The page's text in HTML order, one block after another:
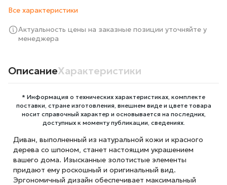
Все характеристики
Актуальность цены на заказные позиции уточняйте у
менеджера
ОписаниеХарактеристики
* Информация о технических характеристиках, комплекте
поставки, стране изготовления, внешнем виде и цвете товара
носит справочный характер и основывается на последних,
доступных к моменту публикации, сведениях.
Диван, выполненный из натуральной кожи и красного
дерева со шпоном, станет настоящим украшением
вашего дома. Изысканные золотистые элементы
придают ему роскошный и оригинальный вид.
Эргономичный дизайн обеспечивает максимальный